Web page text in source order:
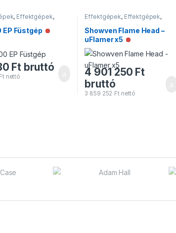
, Effektgépek,
EP Füstgép Nincs raktáron
Ftbruttó
nettó
Effektgépek, Effektgépek,
Lánggépek
Showven Flame Head –
uFlamer x5
Nincs raktáron
4 901 250 Ft
bruttó
3 859 252 Ftnettó